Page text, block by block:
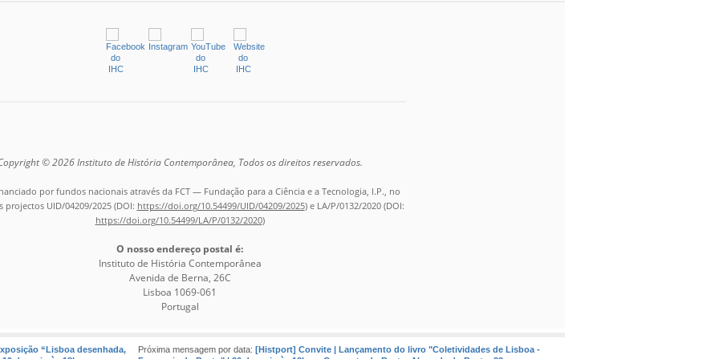
© 2026 Instituto de História Contemporânea, Todos os direitos reservados.
por fundos nacionais através da FCT — Fundação para a Ciência e a Tecnologia, I.P., no
projectos UID/04209/2025 (DOI: https://doi.org/10.54499/UID/04209/2025) e LA/P/0132/2020 (DOI:
https://doi.org/10.54499/LA/P/0132/2020)
O nosso endereço postal é:
Instituto de História Contemporânea
Avenida de Berna, 26C
Lisboa 1069-061
Portugal
“Lisboa desenhada,
Próxima mensagem por data: [Histport] Convite | Lançamento do livro "Coletividades de Lisboa -